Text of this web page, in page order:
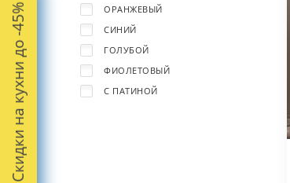
Скидки на кухни до -45%
ОРАНЖЕВЫЙ
СИНИЙ
ГОЛУБОЙ
ФИОЛЕТОВЫЙ
С ПАТИНОЙ